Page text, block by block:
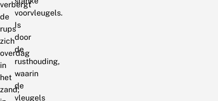
verbergt
de
rups
zich
overdag
in
het
zand;
voorvleugels.
Is
door
de
rusthouding,
waarin
de
vleugels